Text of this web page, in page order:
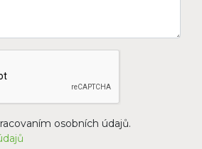
osobních údajů.